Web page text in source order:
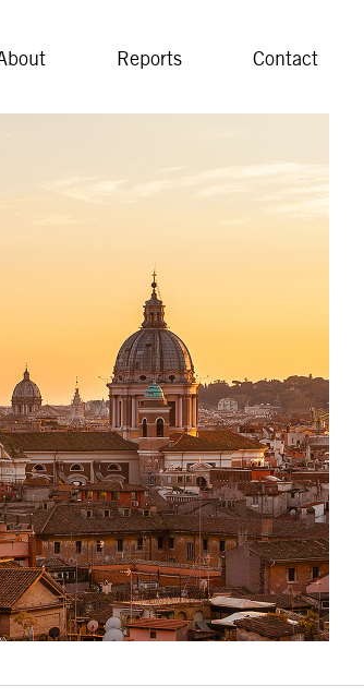
Reports Contact